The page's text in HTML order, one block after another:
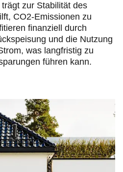
zur Stabilität des
CO2-Emissionen zu
finanziell durch
und die Nutzung
was langfristig zu
führen kann.